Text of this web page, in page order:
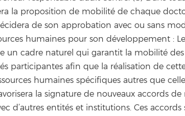
la proposition de mobilité de chaque
de son approbation avec ou sans
humaines pour son développement :
un cadre naturel qui garantit la mobilité
participantes afin que la réalisation de
humaines spécifiques autres que
la signature de nouveaux accords
d’autres entités et institutions. Ces